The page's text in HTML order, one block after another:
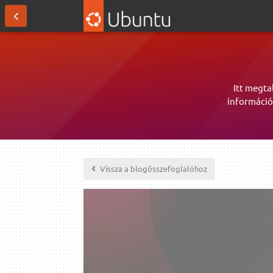
Itt
Vissza a blogösszefoglalóhoz